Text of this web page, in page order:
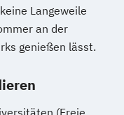
Langeweile
an der
genießen lässt.
(Freie